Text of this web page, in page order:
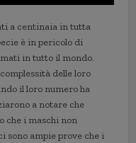
a centinaia in tutta
è in pericolo di
in tutto il mondo.
delle loro
il loro numero ha
a notare che
che i maschi non
sono ampie prove che i